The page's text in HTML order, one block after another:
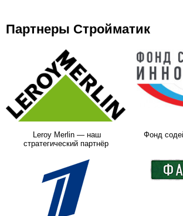
Партнеры Стройматик
Leroy Merlin — наш
стратегический партнёр
Фонд